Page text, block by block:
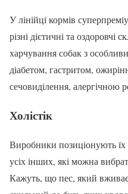
У лінійці кормів
різні дієтичні та
харчування собак з
діабетом, гастритом,
сечовиділення, алергічною
Холістік
Виробники позиціонують їх
усіх інших, які можна
Кажуть, що пес, який